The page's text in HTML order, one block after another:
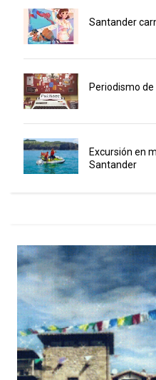
Santander
Periodismo
Excursión en
Santander